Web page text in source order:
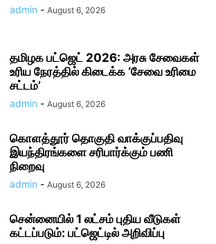
admin - August 6, 2026
தமிழக பட்ஜெட் 2026: அரசு சேவைகள்
உரிய நேரத்தில் கிடைக்க ‘சேவை உரிமை
சட்டம்’
admin - August 6, 2026
கொளத்தூர் தொகுதி வாக்குப்பதிவு
இயந்திரங்களை சரிபார்க்கும் பணி
நிறைவு
admin - August 6, 2026
சென்னையில் 1 லட்சம் புதிய வீடுகள்
கட்டப்படும்: பட்ஜெட்டில் அறிவிப்பு